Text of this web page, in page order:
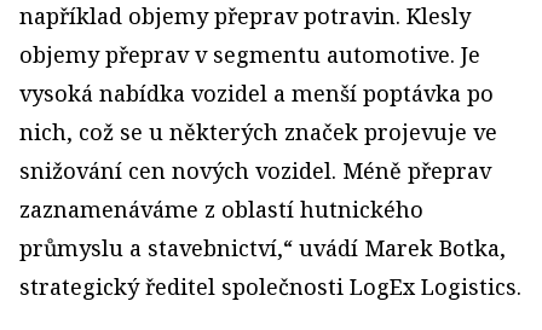
například objemy přeprav potravin. Klesly
objemy přeprav v segmentu automotive. Je
vysoká nabídka vozidel a menší poptávka po
nich, což se u některých značek projevuje ve
snižování cen nových vozidel. Méně přeprav
zaznamenáváme z oblastí hutnického
průmyslu a stavebnictví,“ uvádí Marek Botka,
strategický ředitel společnosti LogEx Logistics.